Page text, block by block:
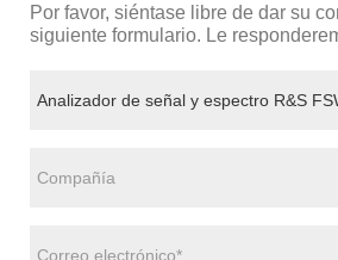
Por favor, siéntase libre de dar su
siguiente formulario. Le